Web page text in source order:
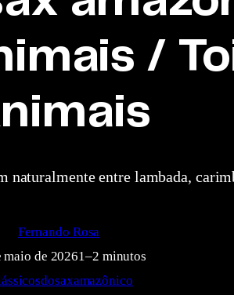
/
entre lambada,
Fernando Rosa
maio de 20261–2 minutos